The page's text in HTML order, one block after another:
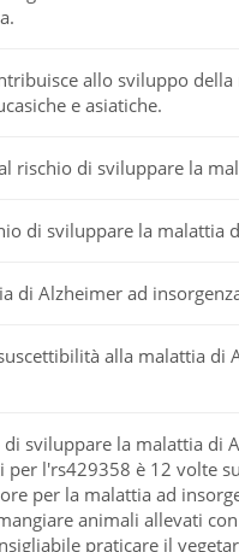
allo sviluppo
e asiatiche.
rischio di sviluppare la
di sviluppare la malattia
di Alzheimer ad
alla malattia di
sviluppare la malattia di
l'rs429358 è 12 volte
per la malattia ad
animali allevati
praticare il